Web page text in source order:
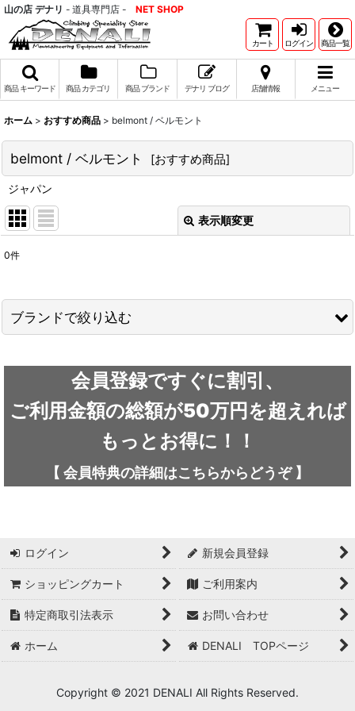
山の店 デナリ - 道具専門店 - NET SHOP
カート ログイン 商品一覧
商品 キーワード 商品 カテゴリ 商品 ブランド デナリ ブログ 店舗情報 メニュー
ホーム > おすすめ商品 > belmont / ベルモント
belmont / ベルモント [おすすめ商品]
ジャパン
表示順変更
並び順
0件
ブランドで絞り込む
outdoor element / アウトドアエレメント
AKLIMA / アクリマ
adidas FIVE TEN / アディダス ファイブテン
Atlas / アトラス
ARAI TENT(RIPEN) / アライテント(ライペン)
UNPARALLEL / アンパラレル
会員登録ですぐに割引、
ご利用金額の総額が50万円を超えれば
もっとお得に！！
【 会員特典の詳細はこちらから どうぞ】
ログイン 新規会員登録
ショッピングカート ご利用案内
特定商取引法表示 お問い合わせ
ホーム DENALI TOPページ
Copyright © 2021 DENALI All Rights Reserved.